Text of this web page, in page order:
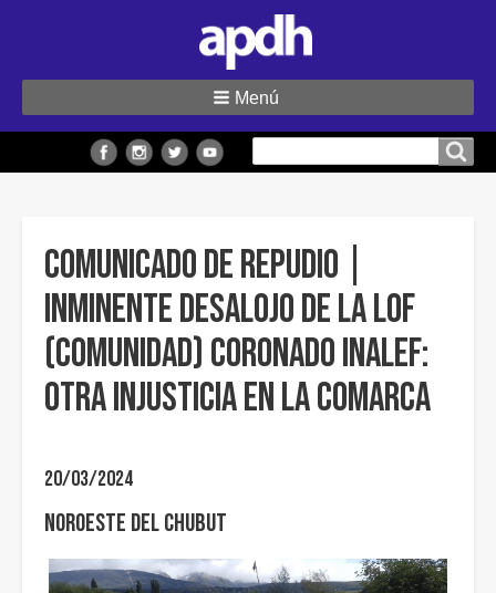
sitio
Menú
COMUNICADO DE REPUDIO |
INMINENTE DESALOJO DE LA LOF
(COMUNIDAD) CORONADO INALEF:
OTRA INJUSTICIA EN LA COMARCA
20/03/2024
Noroeste del Chubut